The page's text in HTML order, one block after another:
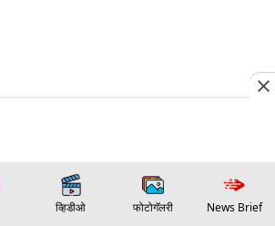
व्हिडीओ फोटोगॅलरी News Brief